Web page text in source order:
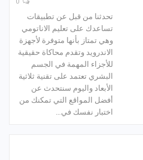
تحدثنا من قبل عن تطبيقات
تساعدك على تعليم الاناتومي
وهي تمتاز بأنها متوفرة لأجهزة
الاندرويد وتقدم محاكاة حقيقية
للأجزاء المهمة في الجسم
البشري تعتمد على تقنية ثلاثية
الأبعاد واليوم سنتحدث عن
أفضل المواقع التي تمكنك من
اختبار نفسك في…